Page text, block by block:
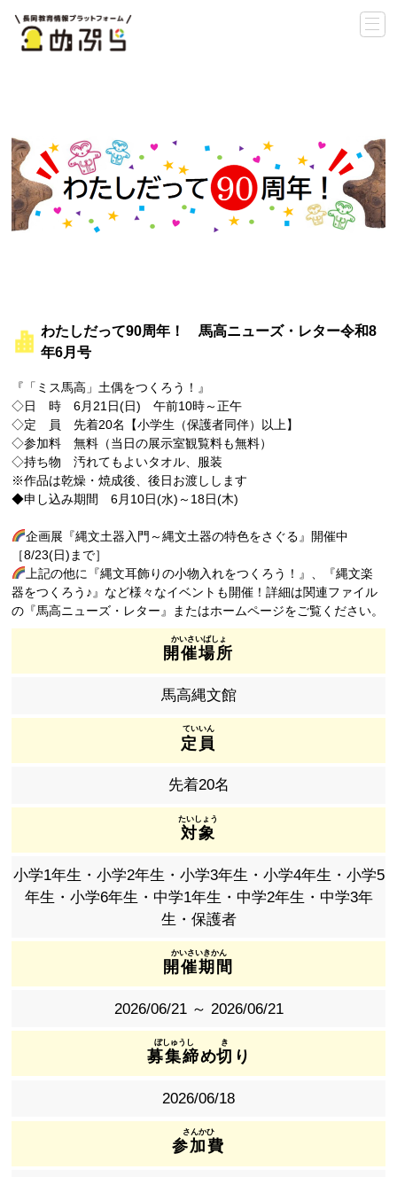
わたしだって90周年！ 馬高ニューズ・レター令和8
年6月号
『「ミス馬高」土偶をつくろう！』
◇日 時 6月21日(日) 午前10時～正午
◇定 員 先着20名【小学生（保護者同伴）以上】
◇参加料 無料（当日の展示室観覧料も無料）
◇持ち物 汚れてもよいタオル、服装
※作品は乾燥・焼成後、後日お渡しします
◆申し込み期間 6月10日(水)～18日(木)
企画展『縄文土器入門～縄文土器の特色をさぐる』開催中
［8/23(日)まで］
上記の他に『縄文耳飾りの小物入れをつくろう！』、『縄文楽
器をつくろう♪』など様々なイベントも開催！詳細は関連ファイル
の『馬高ニューズ・レター』またはホームページをご覧ください。
開催場所
馬高縄文館
定員
先着20名
対象
小学1年生・小学2年生・小学3年生・小学4年生・小学5
年生・小学6年生・中学1年生・中学2年生・中学3年
生・保護者
開催期間
2026/06/21 ～ 2026/06/21
募集締め切 り
2026/06/18
参加費